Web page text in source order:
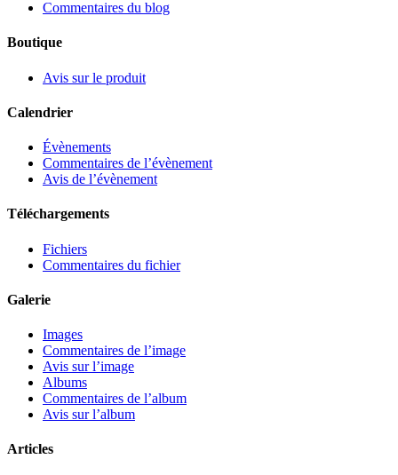
Commentaires du blog
Boutique
Avis sur le produit
Calendrier
Évènements
Commentaires de l’évènement
Avis de l’évènement
Téléchargements
Fichiers
Commentaires du fichier
Galerie
Images
Commentaires de l’image
Avis sur l’image
Albums
Commentaires de l’album
Avis sur l’album
Articles